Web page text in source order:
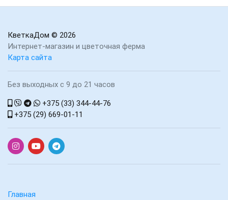
КветкаДом © 2026
Интернет-магазин и цветочная ферма
Карта сайта
Без выходных с 9 до 21 часов
+375 (33) 344-44-76
+375 (29) 669-01-11
Главная